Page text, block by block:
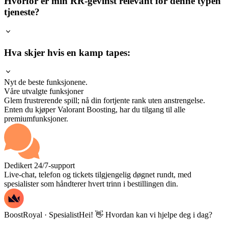
tjeneste?
Hva skjer hvis en kamp tapes:
Nyt de beste funksjonene.
Våre utvalgte funksjoner
Glem frustrerende spill; nå din fortjente rank uten anstrengelse.
Enten du kjøper Valorant Boosting, har du tilgang til alle
premiumfunksjoner.
Dedikert 24/7-support
Live-chat, telefon og tickets tilgjengelig døgnet rundt, med
spesialister som håndterer hvert trinn i bestillingen din.
BoostRoyal · SpesialistHei! 👋 Hvordan kan vi hjelpe deg i dag?